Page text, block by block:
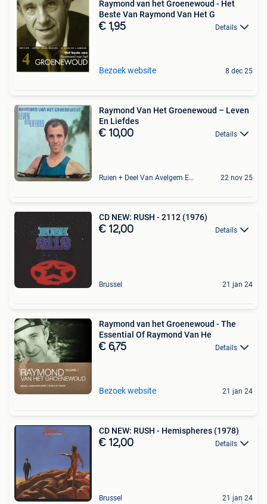
Raymond van het Groenewoud - Het
Beste Van Raymond Van Het G
€ 1,95 Details
Bezoek website 8 dec 25
Raymond Van Het Groenewoud – Leven
En Liefdes
€ 10,00 Details
Ruien + Deel Van Avelgem En Waarmaarde 22 nov 25
CD NEW: RUSH - 2112 (1976)
€ 12,00 Details
Brussel 21 jan 24
Raymond van het Groenewoud - The
Essential Of Raymond Van He
€ 6,75 Details
Bezoek website 21 jan 24
CD NEW: RUSH - Hemispheres (1978)
€ 12,00 Details
Brussel 21 jan 24